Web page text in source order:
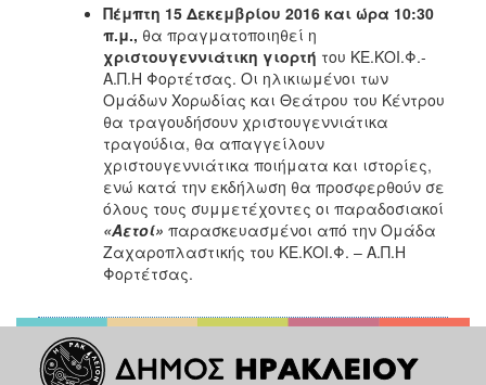
Πέμπτη 15 Δεκεμβρίου 2016 και ώρα 10:30
π.μ., θα πραγματοποιηθεί η
χριστουγεννιάτικη γιορτή του ΚΕ.ΚΟΙ.Φ.-
Α.Π.Η Φορτέτσας. Οι ηλικιωμένοι των
Ομάδων Χορωδίας και Θεάτρου του Κέντρου
θα τραγουδήσουν χριστουγεννιάτικα
τραγούδια, θα απαγγείλουν
χριστουγεννιάτικα ποιήματα και ιστορίες,
ενώ κατά την εκδήλωση θα προσφερθούν σε
όλους τους συμμετέχοντες οι παραδοσιακοί
«Αετοί» παρασκευασμένοι από την Ομάδα
Ζαχαροπλαστικής του ΚΕ.ΚΟΙ.Φ. – Α.Π.Η
Φορτέτσας.